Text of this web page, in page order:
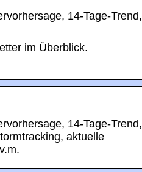
14-Tage-Trend,
im Überblick.
14-Tage-Trend,
aktuelle